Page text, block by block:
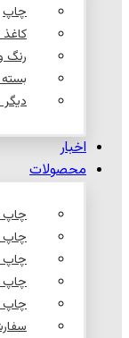
چاپ
کاغذ
رنگ
اخبار
محصولات
چاپ
چاپ
چاپ
چاپ
چاپ